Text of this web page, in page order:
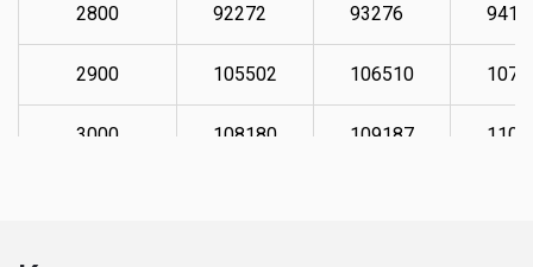
2800 92272 93276
2900 105502 106510
3000 108180 109187